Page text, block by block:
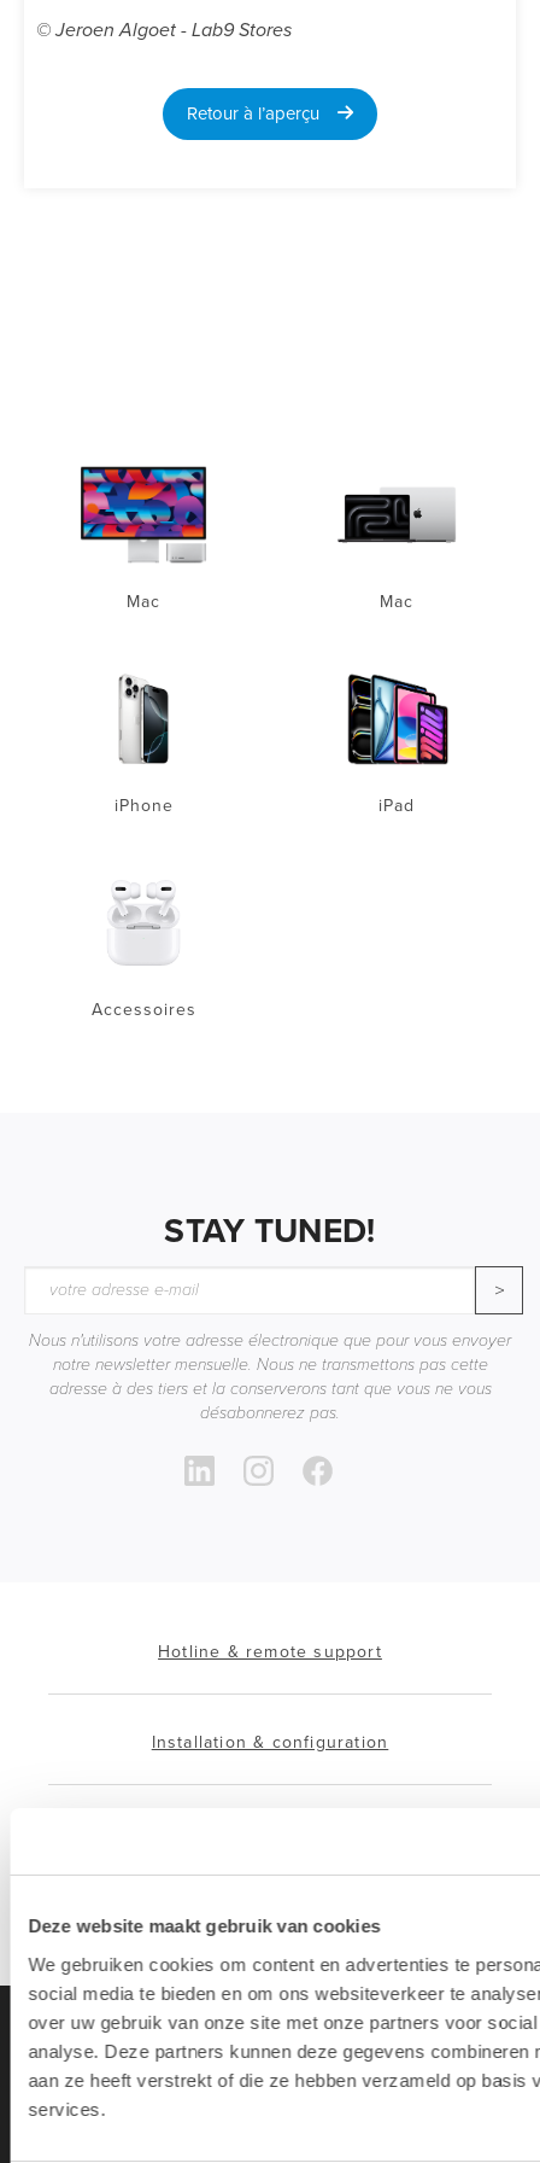
Deze website maakt gebruik van cookies
We gebruiken cookies om content en advertenties te
social media te bieden en om ons websiteverkeer te
over uw gebruik van onze site met onze partners voor
analyse. Deze partners kunnen deze gegevens combineren
aan ze heeft verstrekt of die ze hebben verzameld op basis
services.
© Jeroen Algoet - Lab9 Stores
Retour à l’aperçu
Mac Mac
iPhone iPad
Accessoires
STAY TUNED!
>
Nous n'utilisons votre adresse électronique que pour vous envoyer
notre newsletter mensuelle. Nous ne transmettons pas cette
adresse à des tiers et la conserverons tant que vous ne vous
désabonnerez pas.
Hotline & remote support
Installation & configuration
Reprise d'appareil ancien